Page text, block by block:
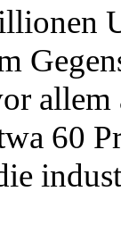
allem
60